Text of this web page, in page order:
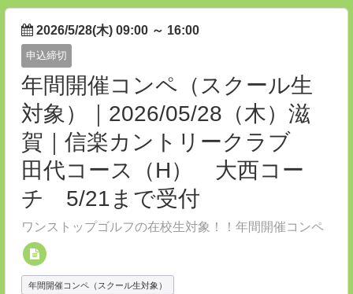
2026/5/28(木) 09:00 ～ 16:00
申込締切
年間開催コンペ（スクール生
対象）｜2026/05/28（木）滋
賀｜信楽カントリークラブ
田代コース（H） 大西コー
チ 5/21まで受付
ワンストップゴルフの在校生対象！！年間開催コンペ
年間開催コンペ（スクール生対象）